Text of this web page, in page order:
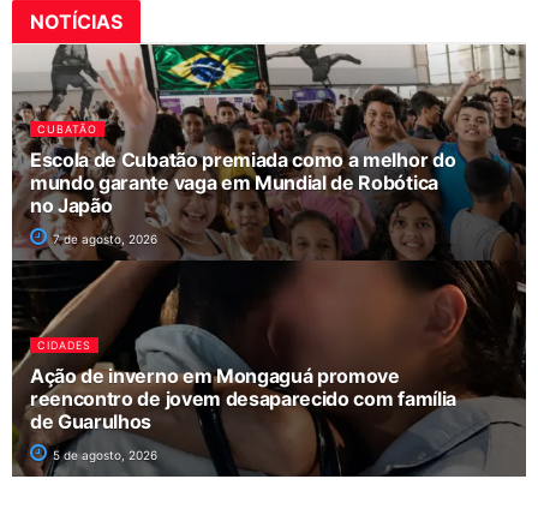
NOTÍCIAS
CUBATÃO
Escola de Cubatão premiada como a melhor do
mundo garante vaga em Mundial de Robótica
no Japão
7 de agosto, 2026
CIDADES
Ação de inverno em Mongaguá promove
reencontro de jovem desaparecido com família
de Guarulhos
5 de agosto, 2026